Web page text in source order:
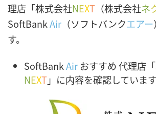
理店「株式会社NEXT （株式会社ネ
SoftBankAir （ソフトバンクエアー
す。
SoftBankAir おすすめ 代理店
NEXT」に内容を確認しています